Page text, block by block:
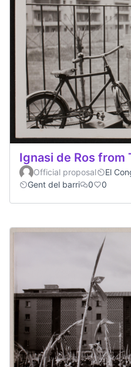
Ignasi de Ros from
Official proposal
El
Gent del barri
0 0